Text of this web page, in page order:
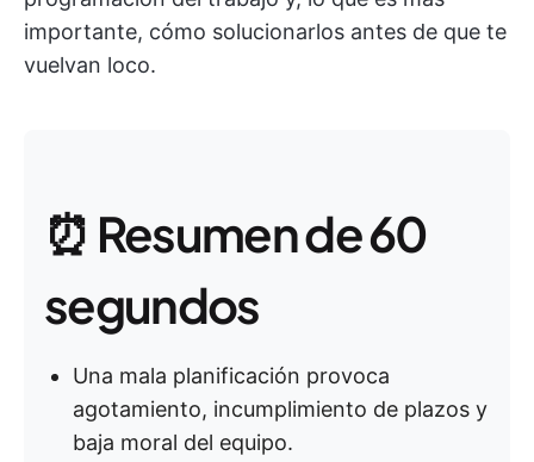
importante, cómo solucionarlos antes de que te
vuelvan loco.
⏰ Resumen de 60
segundos
Una mala planificación provoca
agotamiento, incumplimiento de plazos y
baja moral del equipo.